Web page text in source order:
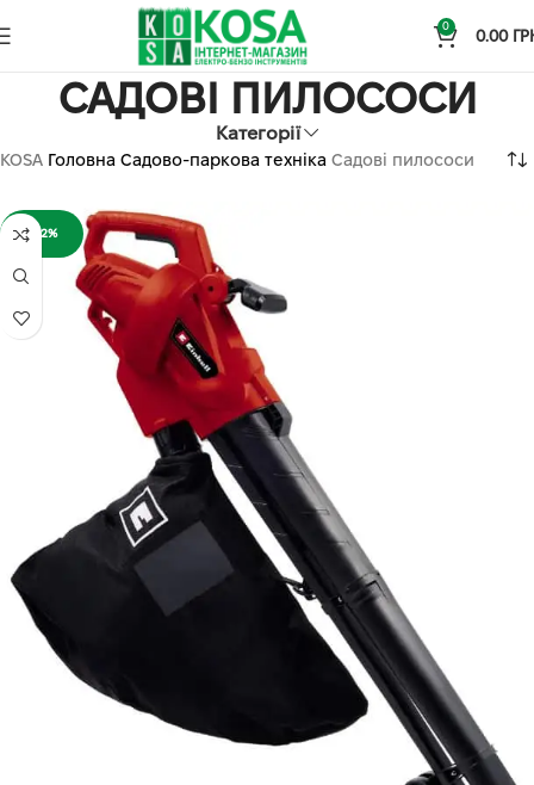
0
0.00
САДОВІ ПИЛОСОСИ
Категорії
KOSA Головна Садово-паркова техніка Садові пилососи
-22%